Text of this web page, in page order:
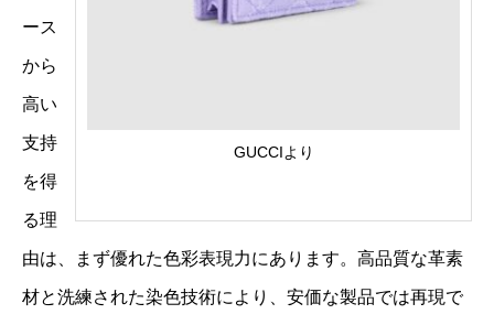
GUCCIより
ース
から
高い
支持
を得
る理
由は、まず優れた色彩表現力にあります。高品質な革素
材と洗練された染色技術により、安価な製品では再現で